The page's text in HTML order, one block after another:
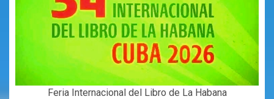
Feria Internacional del Libro de La Habana